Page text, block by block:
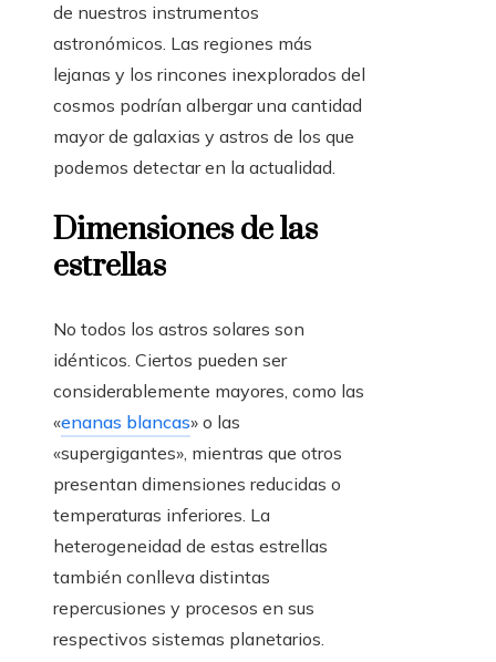
de nuestros instrumentos
astronómicos. Las regiones más
lejanas y los rincones inexplorados del
cosmos podrían albergar una cantidad
mayor de galaxias y astros de los que
podemos detectar en la actualidad.
Dimensiones de las
estrellas
No todos los astros solares son
idénticos. Ciertos pueden ser
considerablemente mayores, como las
«enanas blancas» o las
«supergigantes», mientras que otros
presentan dimensiones reducidas o
temperaturas inferiores. La
heterogeneidad de estas estrellas
también conlleva distintas
repercusiones y procesos en sus
respectivos sistemas planetarios.